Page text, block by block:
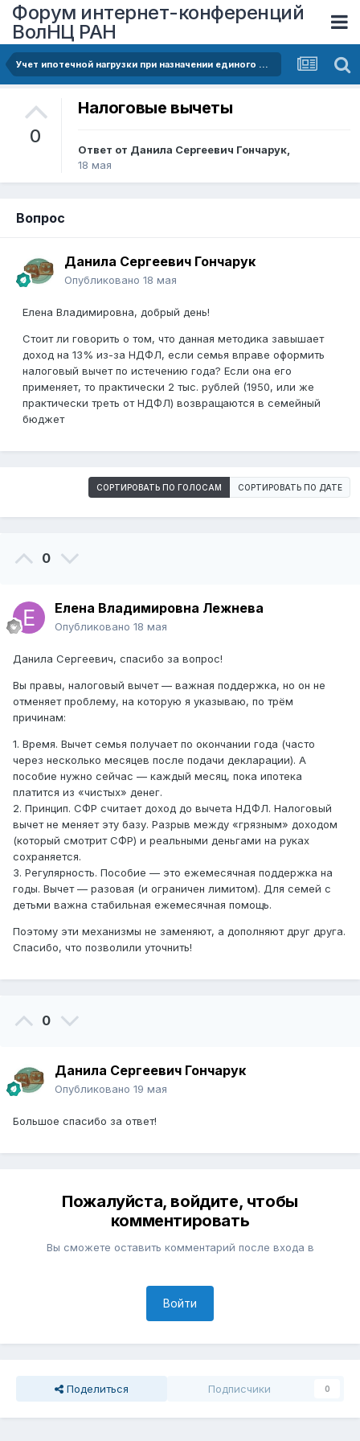
Форум интернет-конференций
ВолНЦ РАН
Учет ипотечной нагрузки при назначении единого пособия как фактор повышения уровня жизни населения Вологодской области
0
Налоговые вычеты
Ответ от Данила Сергеевич Гончарук,
18 мая
Вопрос
Данила Сергеевич Гончарук
Опубликовано 18 мая
Елена Владимировна, добрый день!
Стоит ли говорить о том, что данная методика завышает
доход на 13% из-за НДФЛ, если семья вправе оформить
налоговый вычет по истечению года? Если она его
применяет, то практически 2 тыс. рублей (1950, или же
практически треть от НДФЛ) возвращаются в семейный
бюджет
СОРТИРОВАТЬ ПО ГОЛОСАМ СОРТИРОВАТЬ ПО ДАТЕ
0
Елена Владимировна Лежнева
Опубликовано 18 мая
Данила Сергеевич, спасибо за вопрос!
Вы правы, налоговый вычет — важная поддержка, но он не
отменяет проблему, на которую я указываю, по трём
причинам:
1. Время. Вычет семья получает по окончании года (часто
через несколько месяцев после подачи декларации). А
пособие нужно сейчас — каждый месяц, пока ипотека
платится из «чистых» денег.
2. Принцип. СФР считает доход до вычета НДФЛ. Налоговый
вычет не меняет эту базу. Разрыв между «грязным» доходом
(который смотрит СФР) и реальными деньгами на руках
сохраняется.
3. Регулярность. Пособие — это ежемесячная поддержка на
годы. Вычет — разовая (и ограничен лимитом). Для семей с
детьми важна стабильная ежемесячная помощь.
Поэтому эти механизмы не заменяют, а дополняют друг друга.
Спасибо, что позволили уточнить!
0
Данила Сергеевич Гончарук
Опубликовано 19 мая
Большое спасибо за ответ!
Пожалуйста, войдите, чтобы
комментировать
Вы сможете оставить комментарий после входа в
Войти
Поделиться Подписчики 0